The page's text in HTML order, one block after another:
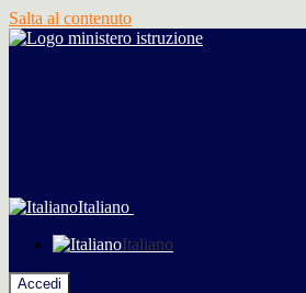
Salta al contenuto
Italiano
Italiano
Accedi